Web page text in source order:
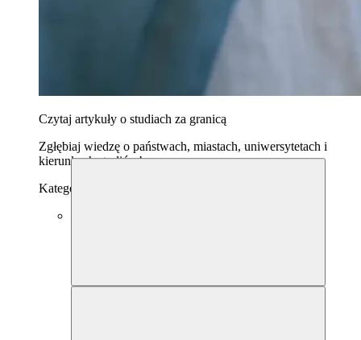
Czytaj artykuły o studiach za granicą
Zgłębiaj wiedzę o państwach, miastach, uniwersytetach i
kierunkach studiów!
Kategoria